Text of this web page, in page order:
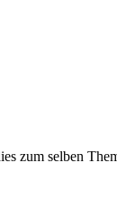
zum selben